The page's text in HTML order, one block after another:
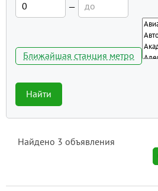
—
Ближайшая станция метро
Найти
Найдено 3 объявления